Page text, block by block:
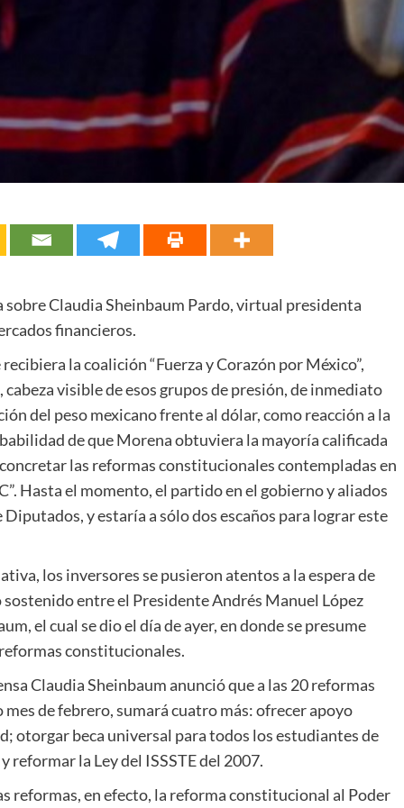
Claudia Sheinbaum Pardo, virtual presidenta
financieros.
la coalición “Fuerza y Corazón por México”,
visible de esos grupos de presión, de inmediato
del peso mexicano frente al dólar, como reacción a la
de que Morena obtuviera la mayoría calificada
las reformas constitucionales contempladas en
Hasta el momento, el partido en el gobierno y aliados
y estaría a sólo dos escaños para lograr este
los inversores se pusieron atentos a la espera de
entre el Presidente Andrés Manuel López
el cual se dio el día de ayer, en donde se presume
constitucionales.
Claudia Sheinbaum anunció que a las 20 reformas
de febrero, sumará cuatro más: ofrecer apoyo
otorgar beca universal para todos los estudiantes de
la Ley del ISSSTE del 2007.
reformas, en efecto, la reforma constitucional al Poder